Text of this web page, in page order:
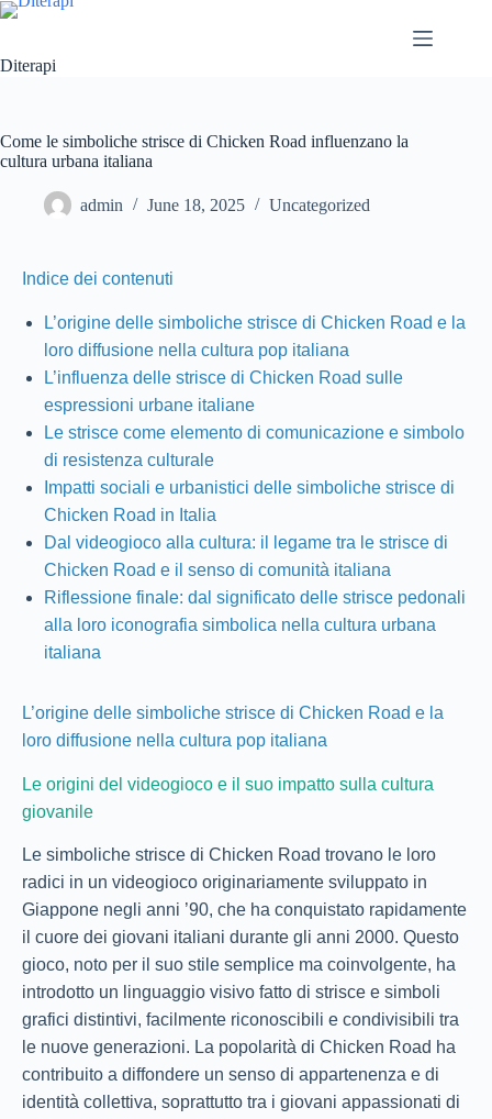
Diterapi
Come le simboliche strisce di Chicken Road influenzano la
cultura urbana italiana
admin June 18, 2025 Uncategorized
Indice dei contenuti
L’origine delle simboliche strisce di Chicken Road e la
loro diffusione nella cultura pop italiana
L’influenza delle strisce di Chicken Road sulle
espressioni urbane italiane
Le strisce come elemento di comunicazione e simbolo
di resistenza culturale
Impatti sociali e urbanistici delle simboliche strisce di
Chicken Road in Italia
Dal videogioco alla cultura: il legame tra le strisce di
Chicken Road e il senso di comunità italiana
Riflessione finale: dal significato delle strisce pedonali
alla loro iconografia simbolica nella cultura urbana
italiana
L’origine delle simboliche strisce di Chicken Road e la
loro diffusione nella cultura pop italiana
Le origini del videogioco e il suo impatto sulla cultura
giovanile
Le simboliche strisce di Chicken Road trovano le loro
radici in un videogioco originariamente sviluppato in
Giappone negli anni ’90, che ha conquistato rapidamente
il cuore dei giovani italiani durante gli anni 2000. Questo
gioco, noto per il suo stile semplice ma coinvolgente, ha
introdotto un linguaggio visivo fatto di strisce e simboli
grafici distintivi, facilmente riconoscibili e condivisibili tra
le nuove generazioni. La popolarità di Chicken Road ha
contribuito a diffondere un senso di appartenenza e di
identità collettiva, soprattutto tra i giovani appassionati di